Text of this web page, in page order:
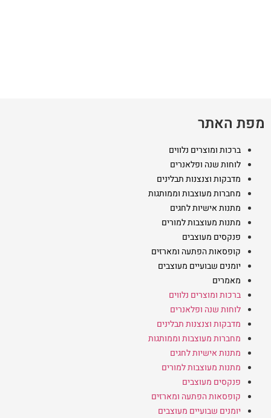
מפת האתר
ברכות ומוצרים נלווים
לוחות שנה ופלאנרים
מדבקות וצנצנות תבלינים
מחברות מעוצבות וממותגות
מתנות אישיות לחגים
מתנות מעוצבות למורים
פנקסים מעוצבים
קופסאות הפתעה ומארזים
יומנים שבועיים מעוצבים
מאמרים
ברכות ומוצרים נלווים
לוחות שנה ופלאנרים
מדבקות וצנצנות תבלינים
מחברות מעוצבות וממותגות
מתנות אישיות לחגים
מתנות מעוצבות למורים
פנקסים מעוצבים
קופסאות הפתעה ומארזים
יומנים שבועיים מעוצבים